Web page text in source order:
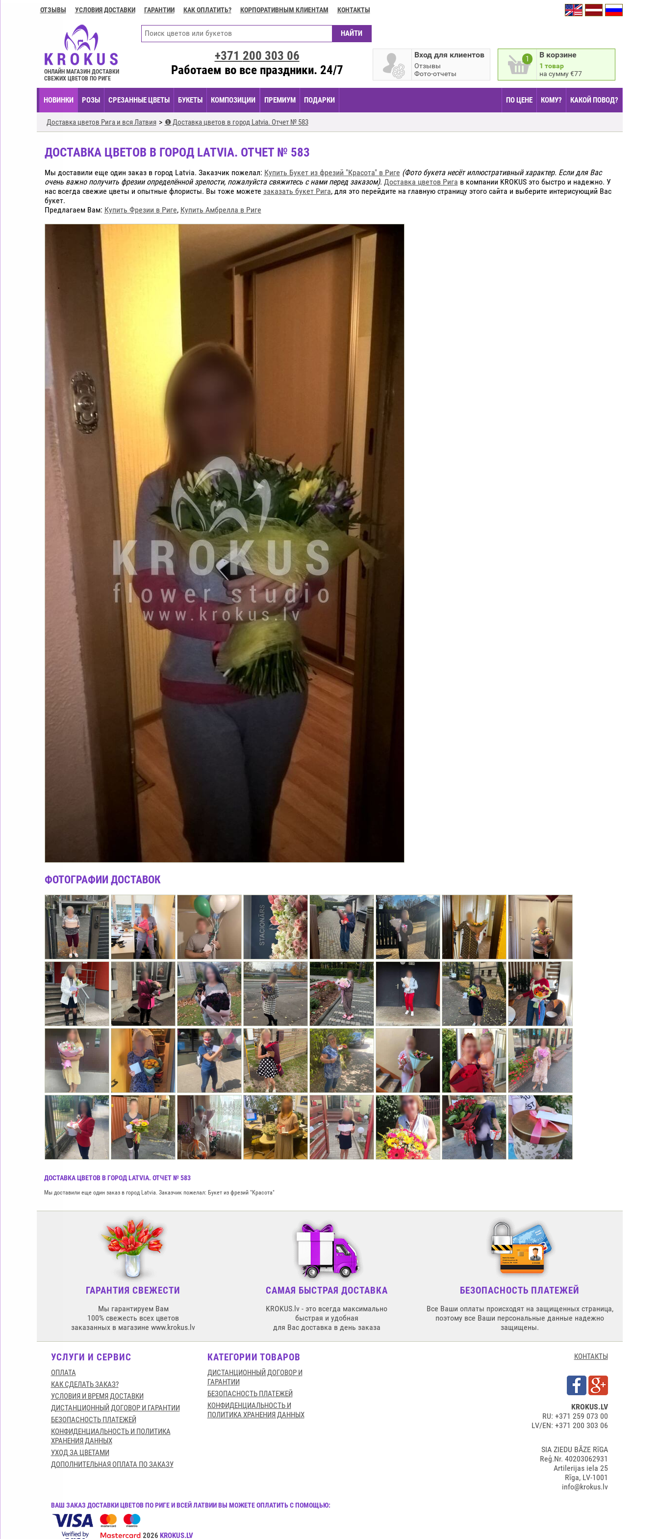
Контакты
ГАРАНТИИ
оплатить?
оформить
ОТЗЫВЫ УСЛОВИЯ ДОСТАВКИ ГАРАНТИИ КАК ОПЛАТИТЬ? КОРПОРАТИВНЫМ КЛИЕНТАМ КОНТАКТЫ
ДОСТАВКА ЦВЕТОВ В ГОРОД LATVIA. ОТЧЕТ № 583
Мы доставили еще один заказ в город Latvia. Заказчик пожелал: Букет из фрезий "Красота"
ОНЛАЙН МАГАЗИН ДОСТАВКИ
СВЕЖИХ ЦВЕТОВ ПО РИГЕ
1 В корзине
1 товар
на сумму €77
Вход для клиентов
Отзывы
Фото-отчеты
+371 200 303 06
Работаем во все праздники. 24/7
НОВИНКИ РОЗЫ СРЕЗАННЫЕ ЦВЕТЫ БУКЕТЫ КОМПОЗИЦИИ ПРЕМИУМ ПОДАРКИ ПО ЦЕНЕ КОМУ? КАКОЙ ПОВОД?
Доставка цветов Рига и вся Латвия ❶ Доставка цветов в город Latvia. Отчет № 583
ДОСТАВКА ЦВЕТОВ В ГОРОД LATVIA. ОТЧЕТ № 583
Мы доставили еще один заказ в город Latvia. Заказчик пожелал: Купить Букет из фрезий "Красота" в Риге (Фото букета несёт иллюстративный характер. Если для Вас
очень важно получить фрезии определённой зрелости, пожалуйста свяжитесь с нами перед заказом). Доставка цветов Рига в компании KROKUS это быстро и надежно. У
нас всегда свежие цветы и опытные флористы. Вы тоже можете заказать букет Рига, для это перейдите на главную страницу этого сайта и выберите интерисующий Вас
букет.
Предлагаем Вам: Купить Фрезии в Риге, Купить Амбрелла в Риге
ФОТОГРАФИИ ДОСТАВОК
ГАРАНТИЯ СВЕЖЕСТИ
Мы гарантируем Вам
100% свежесть всех цветов
заказанных в магазине www.krokus.lv
САМАЯ БЫСТРАЯ ДОСТАВКА
KROKUS.lv - это всегда максимально
быстрая и удобная
для Вас доставка в день заказа
БЕЗОПАСНОСТЬ ПЛАТЕЖЕЙ
Все Ваши оплаты происходят на защищенных страница,
поэтому все Ваши персональные данные надежно
защищены.
УСЛУГИ И СЕРВИС
ОПЛАТА
КАК СДЕЛАТЬ ЗАКАЗ?
УСЛОВИЯ И ВРЕМЯ ДОСТАВКИ
ДИСТАНЦИОННЫЙ ДОГОВОР И ГАРАНТИИ
БЕЗОПАСНОСТЬ ПЛАТЕЖЕЙ
КОНФИДЕНЦИАЛЬНОСТЬ И ПОЛИТИКА
ХРАНЕНИЯ ДАННЫХ
УХОД ЗА ЦВЕТАМИ
ДОПОЛНИТЕЛЬНАЯ ОПЛАТА ПО ЗАКАЗУ
КАТЕГОРИИ ТОВАРОВ
ДИСТАНЦИОННЫЙ ДОГОВОР И
ГАРАНТИИ
БЕЗОПАСНОСТЬ ПЛАТЕЖЕЙ
КОНФИДЕНЦИАЛЬНОСТЬ И
ПОЛИТИКА ХРАНЕНИЯ ДАННЫХ
КОНТАКТЫ
KROKUS.LV
RU: +371 259 073 00
LV/EN: +371 200 303 06
SIA ZIEDU BĀZE RīGA
Reģ.Nr. 40203062931
Artilerijas iela 25
Rīga, LV-1001
info@krokus.lv
ВАШ ЗАКАЗ ДОСТАВКИ ЦВЕТОВ ПО РИГЕ И ВСЕЙ ЛАТВИИ ВЫ МОЖЕТЕ ОПЛАТИТЬ С ПОМОЩЬЮ:
Все права защищены© 2015-2026 KROKUS.LV